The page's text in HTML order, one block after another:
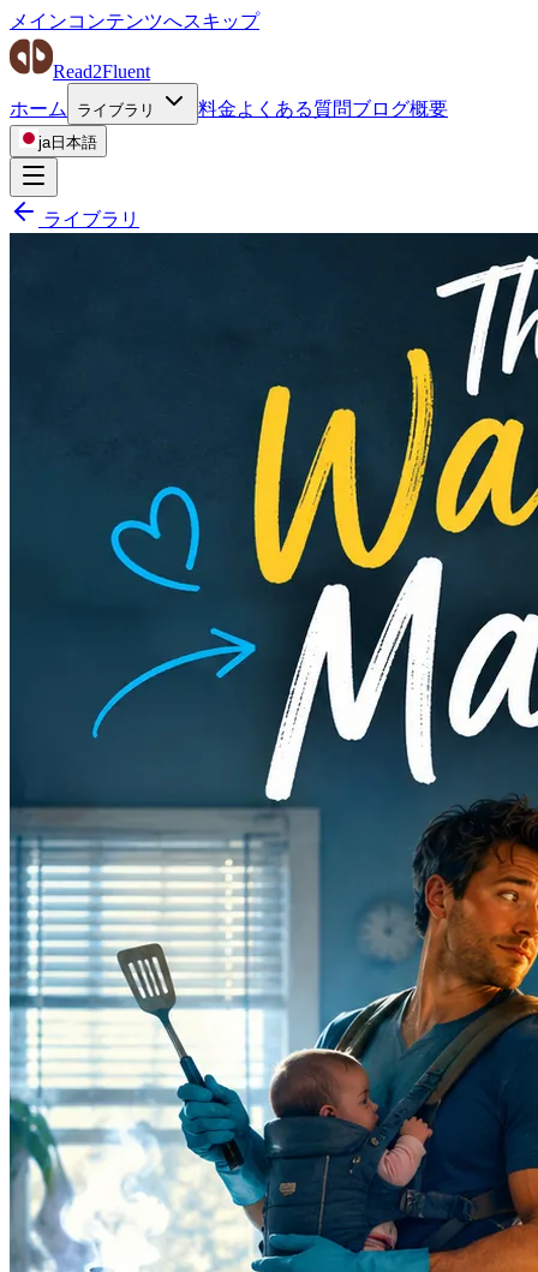
メインコンテンツへスキップ
Read2Fluent
ホーム
ライブラリ 料金よくある質問ブログ概要
ja日本語
ライブラリ